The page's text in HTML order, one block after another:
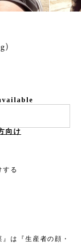
向け
する
は『生産者の顔・